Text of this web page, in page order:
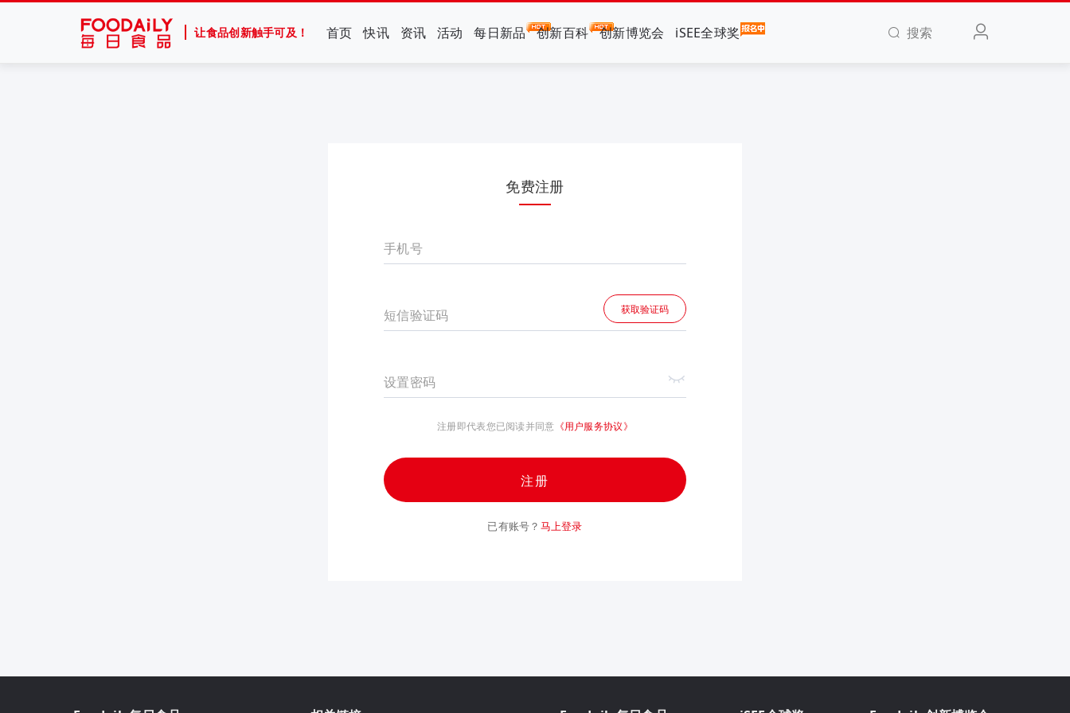
让食品创新触手可及！ 首页 快讯 资讯 活动 每日新品 创新百科 创新博览会 iSEE全球奖 搜索
免费注册
手机号
短信验证码 获取验证码
设置密码
注册即代表您已阅读并同意 《用户服务协议》
注册
已有账号？ 马上登录